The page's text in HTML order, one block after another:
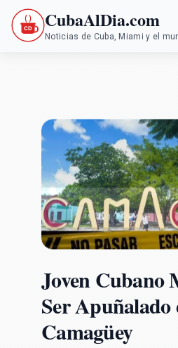
CubaAlDia.com
Noticias de Cuba, Miami y el
Joven Cubano
Ser Apuñalado
Camagüey